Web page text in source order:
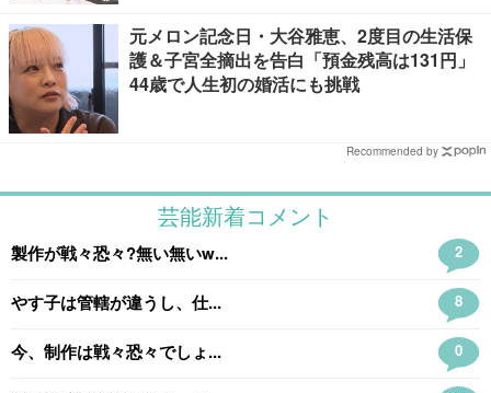
元メロン記念日・大谷雅恵、2度目の生活保
護＆子宮全摘出を告白「預金残高は131円」
44歳で人生初の婚活にも挑戦
Recommended by